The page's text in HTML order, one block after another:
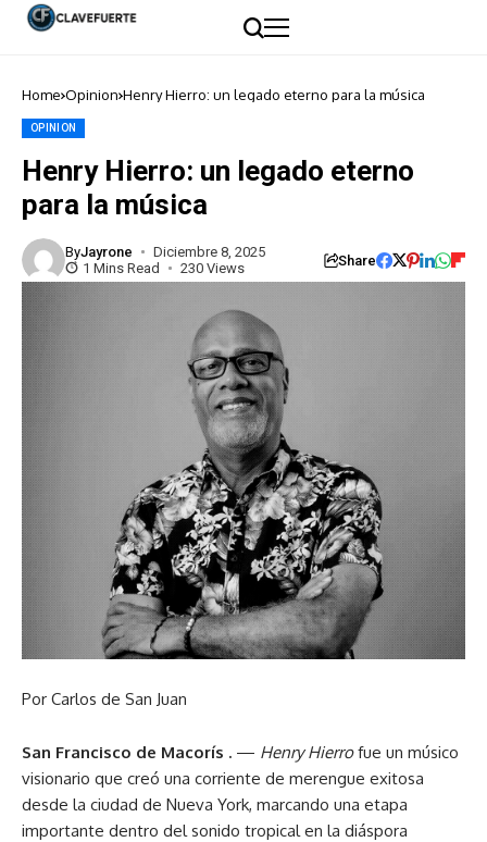
Home Opinion Henry Hierro: un legado eterno para la música
OPINION
Henry Hierro: un legado eterno
para la música
ByJayrone
Diciembre 8, 2025
1 Mins Read
230 Views Share
Por Carlos de San Juan
San Francisco de Macorís . — Henry Hierrofue un músico
visionario que creó una corriente de merengue exitosa
desde la ciudad de Nueva York, marcando una etapa
importante dentro del sonido tropical en la diáspora